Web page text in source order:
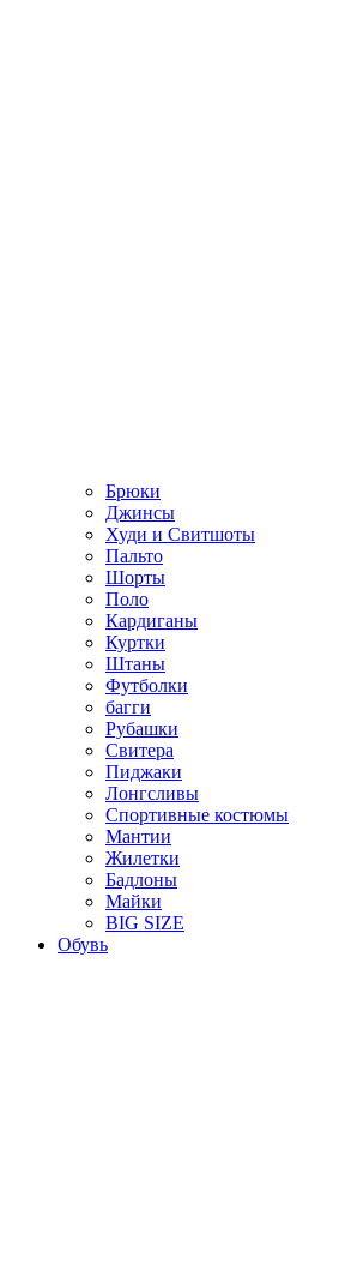
Брюки
Джинсы
Худи и Свитшоты
Пальто
Шорты
Поло
Кардиганы
Куртки
Штаны
Футболки
багги
Рубашки
Свитера
Пиджаки
Лонгсливы
Спортивные костюмы
Мантии
Жилетки
Бадлоны
Майки
BIG SIZE
Обувь